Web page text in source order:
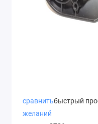
сравнитьбыстрый
желаний